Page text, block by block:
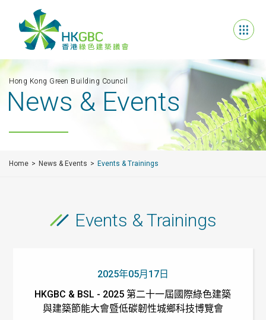
Hong Kong Green Building Council
News & Events
Home News & Events Events & Trainings
Events & Trainings
2025年05月17日
HKGBC & BSL - 2025 第二十一屆國際綠色建築
與建築節能大會暨低碳韌性城鄉科技博覽會